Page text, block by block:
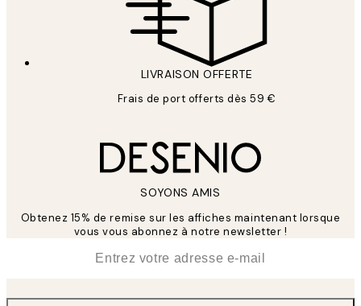
LIVRAISON OFFERTE
Frais de port offerts dès 59 €
SOYONS AMIS
Obtenez 15% de remise sur les affiches maintenant lorsque
vous vous abonnez à notre newsletter !